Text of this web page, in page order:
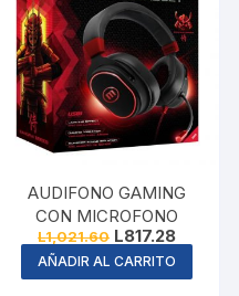
AUDIFONO GAMING
CON MICROFONO
L1,021.60 Original
price
was:
L1,021.60.
L817.28Current
price
L817.28.
AÑADIR AL CARRITO